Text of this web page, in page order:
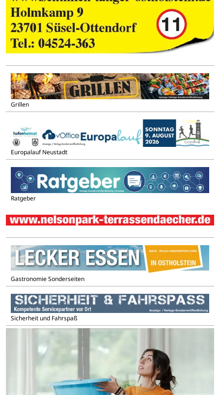
Grillen
Europalauf Neustadt
Ratgeber
Gastronomie Sonderseiten
Sicherheit und Fahrspaß